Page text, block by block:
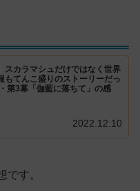
スカラマシュだけではなく世界
もてんこ盛りのストーリーだっ
第3幕「伽藍に落ちて」の感
2022.12.10
です。